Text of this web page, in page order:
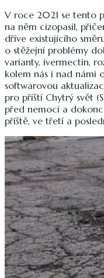
V roce 2021 se tento
na něm cizopasil,
dříve existujícího
o stěžejní problémy
varianty, ivermectin,
kolem nás i nad námi
softwarovou
pro příští Chytrý svět
před nemocí a
příště, ve třetí a